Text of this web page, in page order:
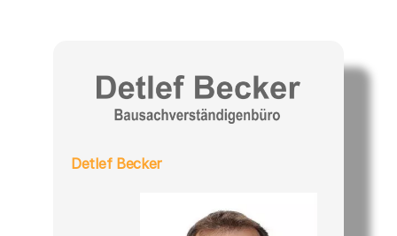
Detlef Becker